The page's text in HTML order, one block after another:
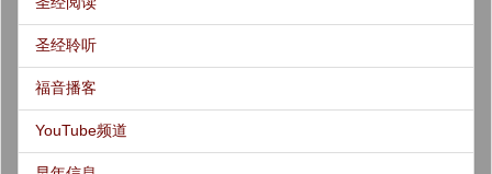
圣经聆听
福音播客
YouTube频道